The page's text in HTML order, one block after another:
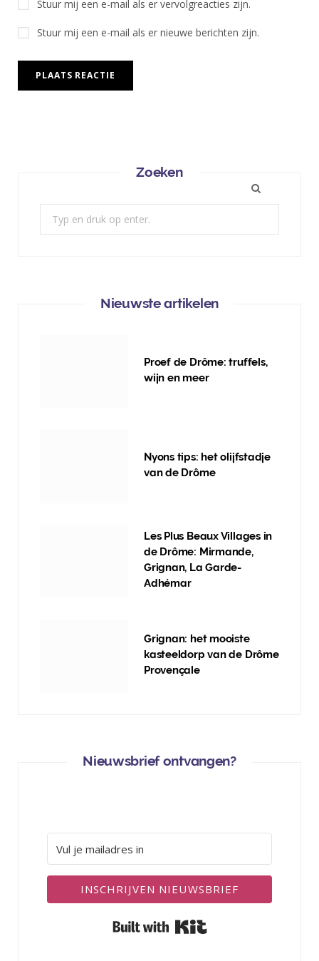
Stuur mij een e-mail als er vervolgreacties zijn.
Stuur mij een e-mail als er nieuwe berichten zijn.
Zoeken
Nieuwste artikelen
Proef de Drôme: truffels,
wijn en meer
Nyons tips: het olijfstadje
van de Drôme
Les Plus Beaux Villages in
de Drôme: Mirmande,
Grignan, La Garde-
Adhémar
Grignan: het mooiste
kasteeldorp van de Drôme
Provençale
Nieuwsbrief ontvangen?
INSCHRIJVEN NIEUWSBRIEF